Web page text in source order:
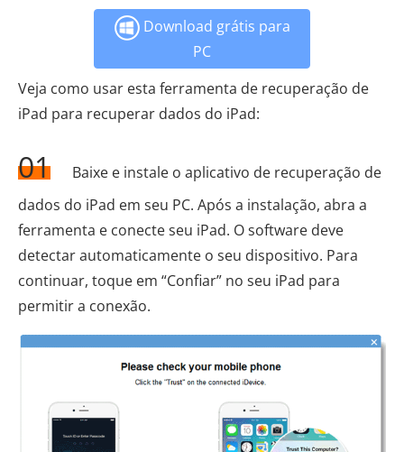
Download grátis para
PC
Veja como usar esta ferramenta de recuperação de
iPad para recuperar dados do iPad:
01
Baixe e instale o aplicativo de recuperação de
dados do iPad em seu PC. Após a instalação, abra a
ferramenta e conecte seu iPad. O software deve
detectar automaticamente o seu dispositivo. Para
continuar, toque em “Confiar” no seu iPad para
permitir a conexão.